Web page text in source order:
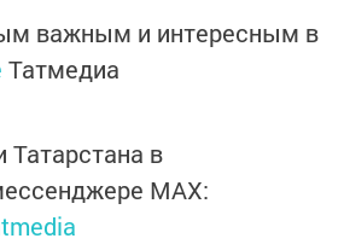
важным и интересным в
Татмедиа
Татарстана в
MАХ: